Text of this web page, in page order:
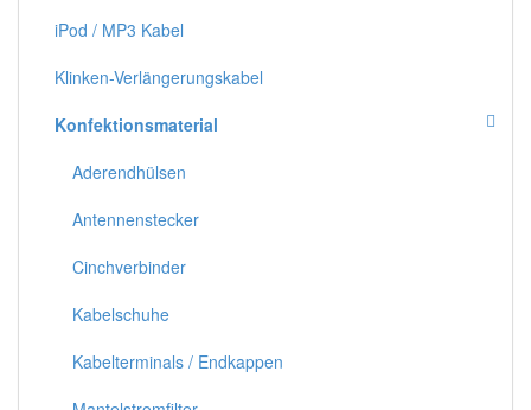
iPod / MP3 Kabel
Klinken-Verlängerungskabel
Konfektionsmaterial
Aderendhülsen
Antennenstecker
Cinchverbinder
Kabelschuhe
Kabelterminals / Endkappen